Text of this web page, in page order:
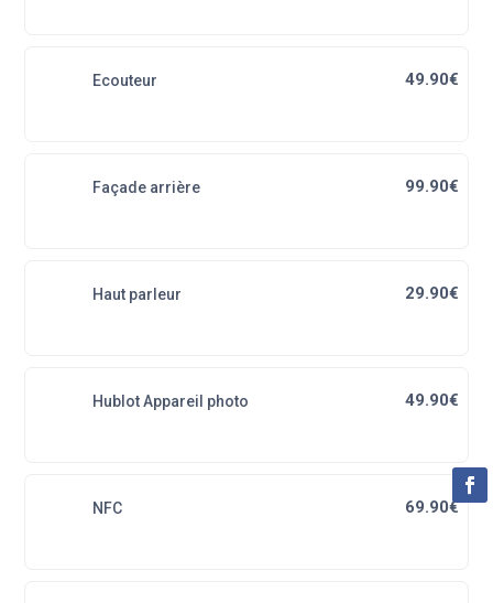
Ecouteur 49.90€
Façade arrière 99.90€
Haut parleur 29.90€
Hublot Appareil photo 49.90€
NFC 69.90€